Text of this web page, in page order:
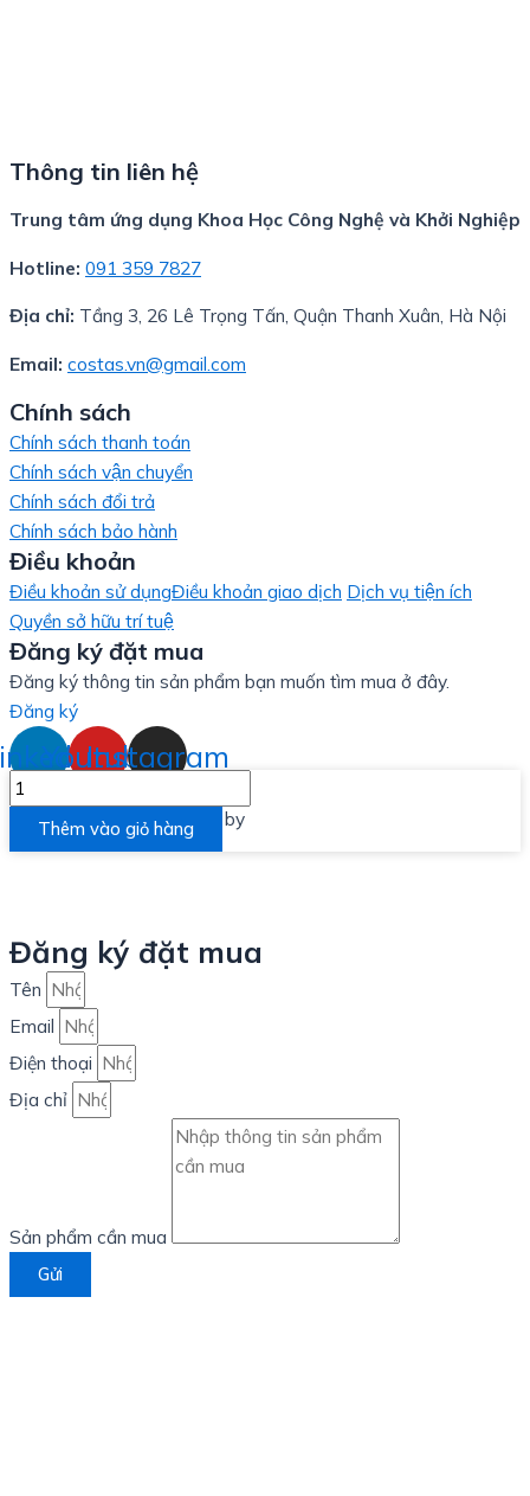
Thông tin liên hệ
Trung tâm ứng dụng Khoa Học Công Nghệ và Khởi Nghiệp
Hotline: 091 359 7827
Địa chỉ: Tầng 3, 26 Lê Trọng Tấn, Quận Thanh Xuân, Hà Nội
Email: costas.vn@gmail.com
Chính sách
Chính sách thanh toán
Chính sách vận chuyển
Chính sách đổi trả
Chính sách bảo hành
Điều khoản
Điều khoản sử dụngĐiều khoản giao dịch Dịch vụ tiện ích
Quyền sở hữu trí tuệ
Đăng ký đặt mua
Đăng ký thông tin sản phẩm bạn muốn tìm mua ở đây.
Đăng ký
Youtube
Instagram
Designed and Developed by
TINH
CHẤT
DƯỠNG
SERUM)
số
lượng
Thêm vào giỏ hàng
Đăng ký đặt mua
Tên
Email
Điện thoại
Địa chỉ
Sản phẩm cần mua
Gửi